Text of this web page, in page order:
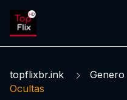
topflixbr.ink Genero
Ocultas